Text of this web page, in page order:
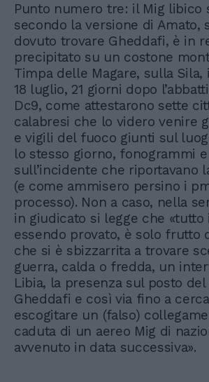
Punto numero tre: il Mig libico
secondo la versione di Amato,
dovuto trovare Gheddafi, è in
precipitato su un costone
Timpa delle Magare, sulla Sila,
18 luglio, 21 giorni dopo
Dc9, come attestarono sette
calabresi che lo videro venire
e vigili del fuoco giunti sul
lo stesso giorno, fonogrammi
sull’incidente che riportavano
(e come ammisero persino i
processo). Non a caso, nella
in giudicato si legge che «tutto
essendo provato, è solo frutto
che si è sbizzarrita a trovare
guerra, calda o fredda, un
Libia, la presenza sul posto
Gheddafi e così via fino a
escogitare un (falso)
caduta di un aereo Mig di
avvenuto in data successiva».